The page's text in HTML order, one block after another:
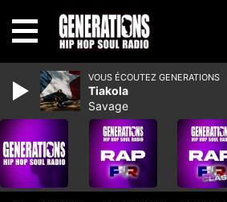
VOUS ÉCOUTEZ GENERATIONS
Tiakola
Savage